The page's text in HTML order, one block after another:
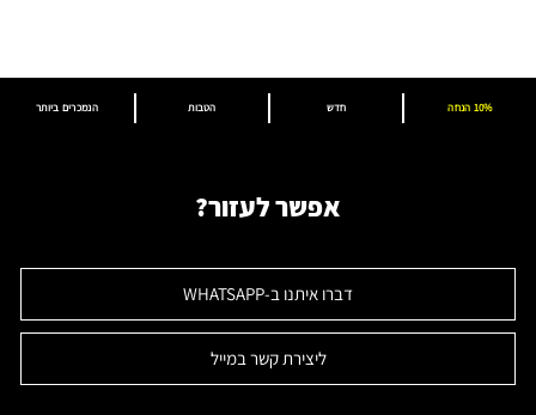
הנמכרים ביותר הטבות חדש 10% הנחה
אפשר לעזור?
דברו איתנו ב-WHATSAPP
ליצירת קשר במייל